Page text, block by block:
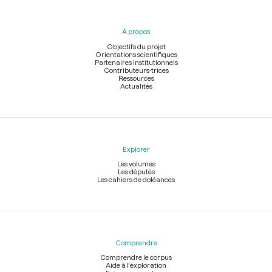
À propos
Objectifs du projet
Orientations scientifiques
Partenaires institutionnels
Contributeurs-trices
Ressources
Actualités
Explorer
Les volumes
Les députés
Les cahiers de doléances
Comprendre
Comprendre le corpus
Aide à l'exploration